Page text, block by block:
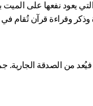
يعود نفعها على
وقراءة قرآن تُقام
من الصدقة الجارية.